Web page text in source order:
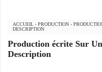
ACCUEIL › PRODUCTION ›
DESCRIPTION
Production écrite Sur
Description